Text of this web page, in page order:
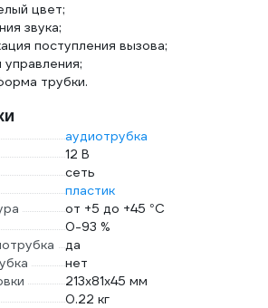
цвет;
звука;
поступления вызова;
трубки.
аудиотрубка
12 В
сеть
пластик
от +5 до +45 °С
0-93 %
да
нет
213х81х45 мм
0.22 кг